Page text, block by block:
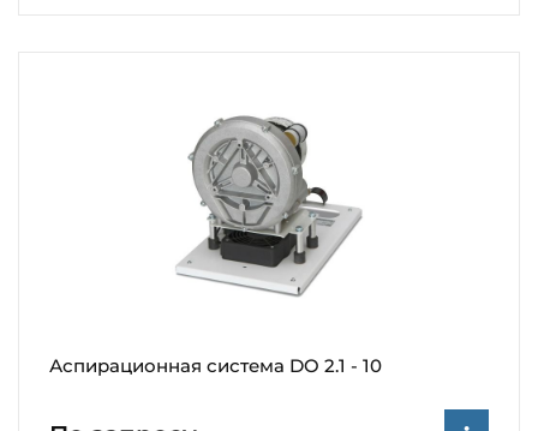
Аспирационная система DO 2.1 - 10